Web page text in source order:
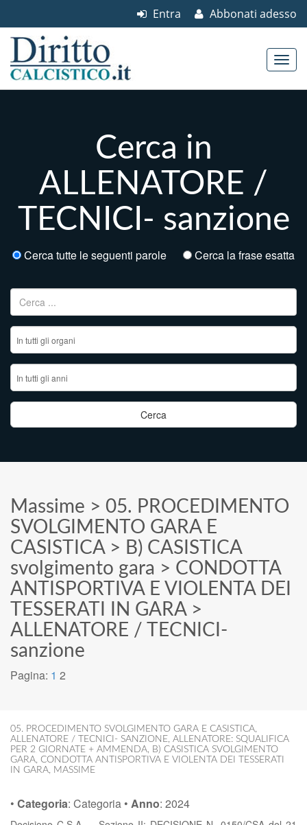
Abbonati adesso
Entra
Cerca in
ALLENATORE /
TECNICI- sanzione
Cerca tutte le seguenti parole Cerca la frase esatta
Ricerca per:
Massime > 05. PROCEDIMENTO
SVOLGIMENTO GARA E
CASISTICA> B) CASISTICA
svolgimento gara > CONDOTTA
ANTISPORTIVA E VIOLENTA DEI
TESSERATI IN GARA>
ALLENATORE / TECNICI-
sanzione
Pagina: 1 2
05. PROCEDIMENTO SVOLGIMENTO GARA E CASISTICA,
ALLENATORE / TECNICI- SANZIONE, ALLENATORE: SQUALIFICA
PER 2 GIORNATE + AMMENDA, B) CASISTICA SVOLGIMENTO
GARA, CONDOTTA ANTISPORTIVA E VIOLENTA DEI TESSERATI
IN GARA, MASSIME
• Categoria: Categoria • Anno: 2024